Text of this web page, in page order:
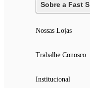
Sobre a Fast
Nossas Lojas
Trabalhe Conosco
Institucional